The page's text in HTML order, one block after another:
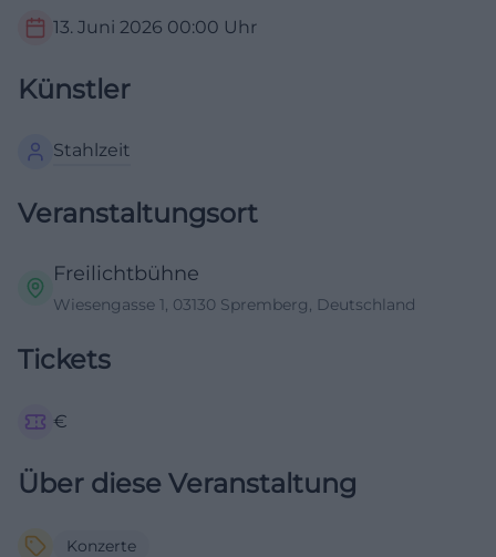
13. Juni 2026 00:00 Uhr
Künstler
Stahlzeit
Veranstaltungsort
Freilichtbühne
Wiesengasse 1, 03130 Spremberg, Deutschland
Tickets
€
Über diese Veranstaltung
Konzerte